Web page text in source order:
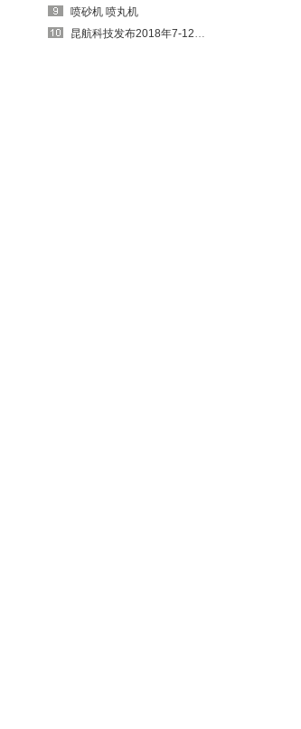
喷砂机 喷丸机
昆航科技发布2018年7-12月全球喷砂机市场风向标